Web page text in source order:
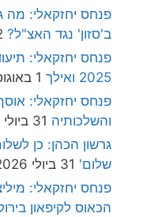
פנחס יחזקאלי: מה
ב'סזון' נגד האצ"ל? 2
פנחס יחזקאלי:
2025 ואילך
1 באוגוסט 2026
פנחס יחזקאלי:
והשלכותיה 31 ביולי 2026
גרשון הכהן: כן
שלום' 31 ביולי 2026
פנחס יחזקאלי:
הכאוס לקיפאון